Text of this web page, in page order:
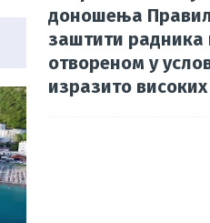
доношења
заштити радника
отвореном у
изразито